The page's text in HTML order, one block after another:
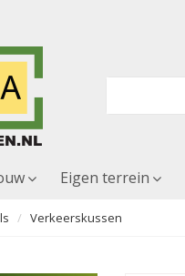
Eigen terrein
Verkeerskussen